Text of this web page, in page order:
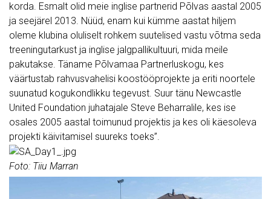
korda. Esmalt olid meie inglise partnerid Põlvas aastal 2005
ja seejärel 2013. Nüüd, enam kui kümme aastat hiljem
oleme klubina oluliselt rohkem suutelised vastu võtma seda
treeningutarkust ja inglise jalgpallikultuuri, mida meile
pakutakse. Täname Põlvamaa Partnerluskogu, kes
väärtustab rahvusvahelisi koostööprojekte ja eriti noortele
suunatud kogukondlikku tegevust. Suur tänu Newcastle
United Foundation juhatajale Steve Beharralile, kes ise
osales 2005 aastal toimunud projektis ja kes oli käesoleva
projekti käivitamisel suureks toeks”.
Foto: Tiiu Marran